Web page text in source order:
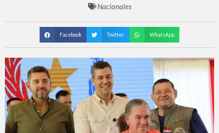
Nacionales
Facebook Twitter WhatsApp